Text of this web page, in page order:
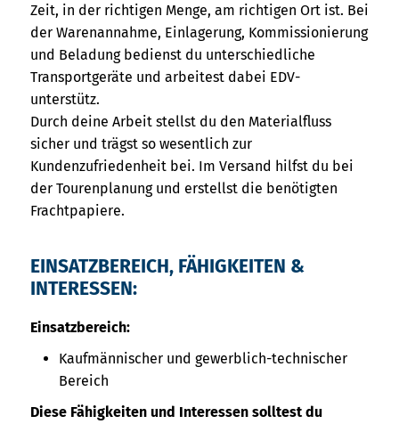
Zeit, in der richtigen Menge, am richtigen Ort ist. Bei
der Warenannahme, Einlagerung, Kommissionierung
und Beladung bedienst du unterschiedliche
Transportgeräte und arbeitest dabei EDV-
unterstütz.
Durch deine Arbeit stellst du den Materialfluss
sicher und trägst so wesentlich zur
Kundenzufriedenheit bei. Im Versand hilfst du bei
der Tourenplanung und erstellst die benötigten
Frachtpapiere.
EINSATZBEREICH, FÄHIGKEITEN &
INTERESSEN:
Einsatzbereich:
Kaufmännischer und gewerblich-technischer
Bereich
Diese Fähigkeiten und Interessen solltest du